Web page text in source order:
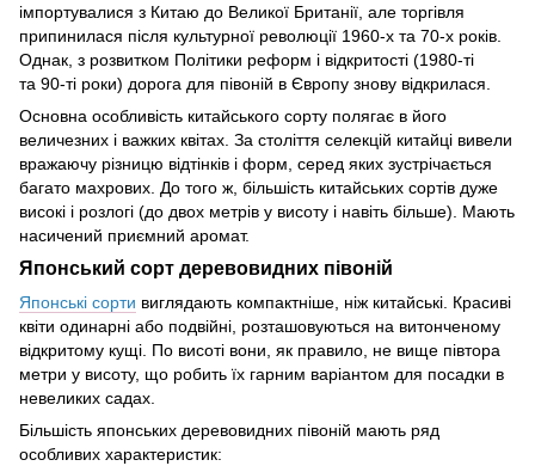
імпортувалися з Китаю до Великої Британії, але торгівля
припинилася після культурної революції 1960-х та 70-х років.
Однак, з розвитком Політики реформ і відкритості (1980-ті
та 90-ті роки) дорога для півоній в Європу знову відкрилася.
Основна особливість китайського сорту полягає в його
величезних і важких квітах. За століття селекцій китайці вивели
вражаючу різницю відтінків і форм, серед яких зустрічається
багато махрових. До того ж, більшість китайських сортів дуже
високі і розлогі (до двох метрів у висоту і навіть більше). Мають
насичений приємний аромат.
Японський сорт деревовидних півоній
Японські сорти виглядають компактніше, ніж китайські. Красиві
квіти одинарні або подвійні, розташовуються на витонченому
відкритому кущі. По висоті вони, як правило, не вище півтора
метри у висоту, що робить їх гарним варіантом для посадки в
невеликих садах.
Більшість японських деревовидних півоній мають ряд
особливих характеристик: